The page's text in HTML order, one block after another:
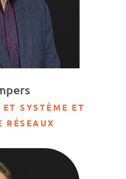
SYSTÈME ET
RÉSEAUX